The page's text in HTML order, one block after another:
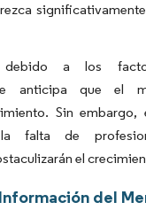
a los
anticipa que el
Sin
falta de
el
del